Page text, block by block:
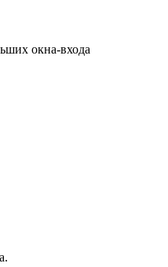
окна-входа